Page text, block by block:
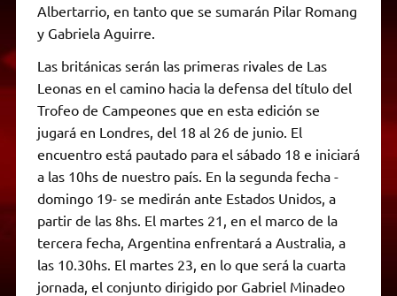
Albertarrio, en tanto que se sumarán Pilar Romang
y Gabriela Aguirre.
Las británicas serán las primeras rivales de Las
Leonas en el camino hacia la defensa del título del
Trofeo de Campeones que en esta edición se
jugará en Londres, del 18 al 26 de junio. El
encuentro está pautado para el sábado 18 e iniciará
a las 10hs de nuestro país. En la segunda fecha -
domingo 19- se medirán ante Estados Unidos, a
partir de las 8hs. El martes 21, en el marco de la
tercera fecha, Argentina enfrentará a Australia, a
las 10.30hs. El martes 23, en lo que será la cuarta
jornada, el conjunto dirigido por Gabriel Minadeo